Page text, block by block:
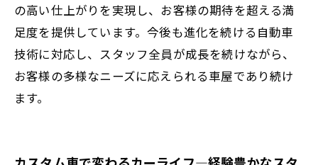
の高い仕上がりを実現し、お客様の期待を超える満
足度を提供しています。今後も進化を続ける自動車
技術に対応し、スタッフ全員が成長を続けながら、
お客様の多様なニーズに応えられる車屋であり続け
ます。